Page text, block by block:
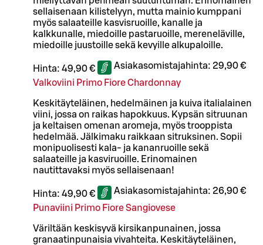
sellaisenaan kilistelyyn, mutta mainio kumppani
myös salaateille kasvisruoille, kanalle ja
kalkkunalle, miedoille pastaruoille, mereneläville,
miedoille juustoille sekä kevyille alkupaloille.
Hinta: 49,90 € Asiakasomistajahinta: 29,90 €
Valkoviini Primo Fiore Chardonnay
Keskitäyteläinen, hedelmäinen ja kuiva italialainen
viini, jossa on raikas hapokkuus. Kypsän sitruunan
ja keltaisen omenan aromeja, myös trooppista
hedelmää. Jälkimaku raikkaan sitruksinen. Sopii
monipuolisesti kala- ja kananruoille sekä
salaateille ja kasviruoille. Erinomainen
nautittavaksi myös sellaisenaan!
Hinta: 49,90 € Asiakasomistajahinta: 26,90 €
Punaviini Primo Fiore Sangiovese
Väriltään keskisyvä kirsikanpunainen, jossa
granaatinpunaisia vivahteita. Keskitäyteläinen,